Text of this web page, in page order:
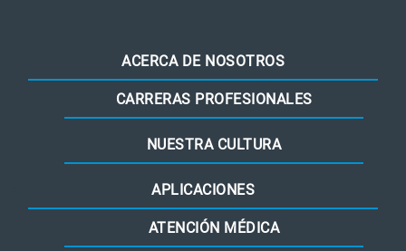
ACERCA DE NOSOTROS
CARRERAS PROFESIONALES
NUESTRA CULTURA
APLICACIONES
ATENCIÓN MÉDICA